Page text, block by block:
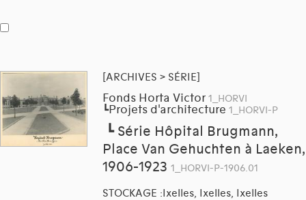
[ARCHIVES > SÉRIE]
Fonds Horta Victor 1_HORVI
┗Projets d'architecture 1_HORVI-P
┗ Série Hôpital Brugmann,
Place Van Gehuchten à Laeken,
1906-1923 1_HORVI-P-1906.01
STOCKAGE :Ixelles, Ixelles, Ixelles